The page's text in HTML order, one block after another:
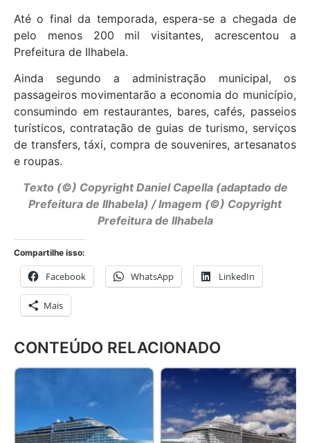
Até o final da temporada, espera-se a chegada de
pelo menos 200 mil visitantes, acrescentou a
Prefeitura de Ilhabela.
Ainda segundo a administração municipal, os
passageiros movimentarão a economia do município,
consumindo em restaurantes, bares, cafés, passeios
turísticos, contratação de guias de turismo, serviços
de transfers, táxi, compra de souvenires, artesanatos
e roupas.
Texto (©) Copyright Daniel Capella (adaptado de
Prefeitura de Ilhabela) / Imagem (©) Copyright
Prefeitura de Ilhabela
Compartilhe isso:
Facebook WhatsApp LinkedIn
Mais
CONTEÚDO RELACIONADO